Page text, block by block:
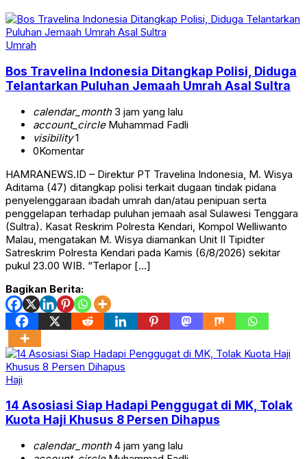
Umrah
Bos Travelina Indonesia Ditangkap Polisi, Diduga
Telantarkan Puluhan Jemaah Umrah Asal Sultra
calendar_month3 jam yang lalu
account_circleMuhammad Fadli
visibility1
0Komentar
HAMRANEWS.ID – Direktur PT Travelina Indonesia, M. Wisya
Aditama (47) ditangkap polisi terkait dugaan tindak pidana
penyelenggaraan ibadah umrah dan/atau penipuan serta
penggelapan terhadap puluhan jemaah asal Sulawesi Tenggara
(Sultra). Kasat Reskrim Polresta Kendari, Kompol Welliwanto
Malau, mengatakan M. Wisya diamankan Unit II Tipidter
Satreskrim Polresta Kendari pada Kamis (6/8/2026) sekitar
pukul 23.00 WIB. “Terlapor […]
Bagikan Berita:
Haji
14 Asosiasi Siap Hadapi Penggugat di MK, Tolak
Kuota Haji Khusus 8 Persen Dihapus
calendar_month4 jam yang lalu